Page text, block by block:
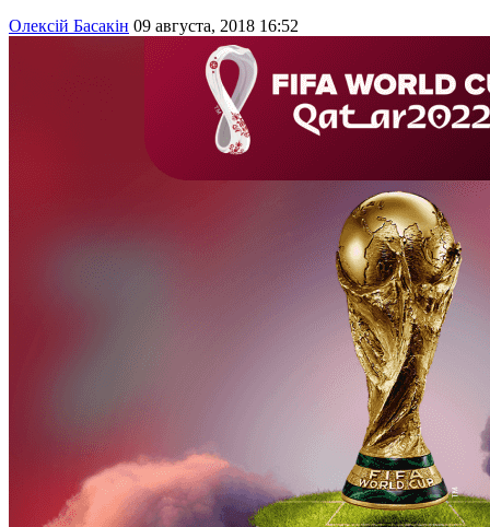
Олексій Басакін 09 августа, 2018 16:52